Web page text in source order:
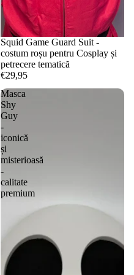
Squid Game Guard Suit -
costum roșu pentru Cosplay și
petrecere tematică
€29,95
Masca
Shy
Guy
-
iconică
și
misterioasă
-
calitate
premium